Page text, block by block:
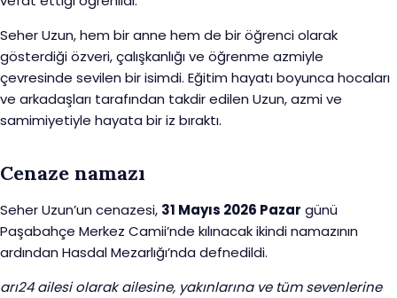
Seher Uzun, hem bir anne hem de bir öğrenci olarak
gösterdiği özveri, çalışkanlığı ve öğrenme azmiyle
çevresinde sevilen bir isimdi. Eğitim hayatı boyunca hocaları
ve arkadaşları tarafından takdir edilen Uzun, azmi ve
samimiyetiyle hayata bir iz bıraktı.
Cenaze namazı
Seher Uzun’un cenazesi, 31 Mayıs 2026 Pazar günü
Paşabahçe Merkez Camii’nde kılınacak ikindi namazının
ardından Hasdal Mezarlığı’nda defnedildi.
arı24 ailesi olarak ailesine, yakınlarına ve tüm sevenlerine